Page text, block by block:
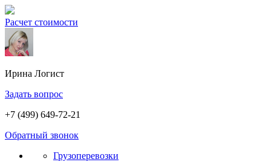
Расчет стоимости
Ирина Логист
Задать вопрос
+7 (499) 649-72-21
Обратный звонок
Грузоперевозки